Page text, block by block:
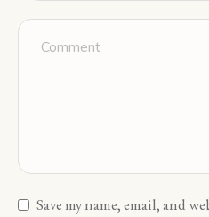
Save my name, email, and